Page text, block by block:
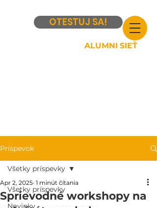
OTESTUJ SA!
ALUMNI SIEŤ
Príspevok
Všetky príspevky
Novinky
Všetky príspevky
Sprievodné workshopy na
Apr 2, 2025 1 minút čítania